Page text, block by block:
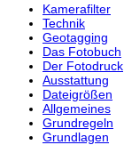
Kamerafilter
Technik
Geotagging
Das Fotobuch
Der Fotodruck
Ausstattung
Dateigrößen
Allgemeines
Grundregeln
Grundlagen